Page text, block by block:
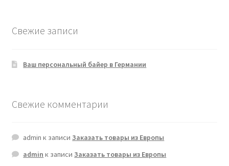
Свежие записи
Ваш персональный байер в Германии
Свежие комментарии
admin к записиЗаказать товары из Европы
admin к записиЗаказать товары из Европы